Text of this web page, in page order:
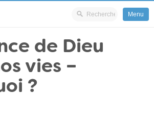
Menu
de Dieu
vies –
?